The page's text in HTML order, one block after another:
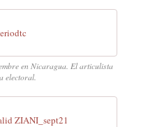
en Nicaragua. El articulista
electoral.
ZIANI_sept21